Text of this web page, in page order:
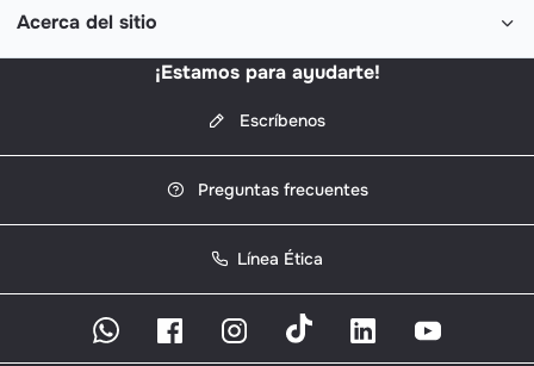
Acerca del sitio
¡Estamos para ayudarte!
Escríbenos
Preguntas frecuentes
Línea Ética